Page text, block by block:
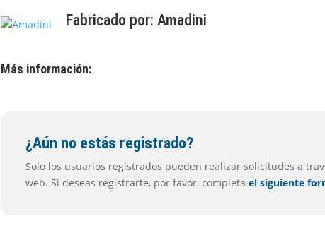
Fabricado por:Amadini
Más información:
¿Aún no estás registrado?
Solo los usuarios registrados pueden realizar solicitudes a
web. Si deseas registrarte, por favor, completael siguiente